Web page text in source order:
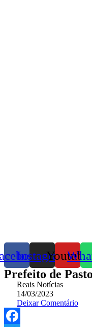
InstagramYoutube
Prefeito de
Reais Notícias
14/03/2023
Deixar Comentário